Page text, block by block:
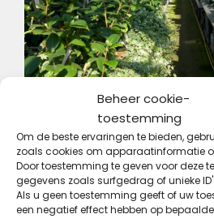
Beheer cookie-
toestemming
Om de beste ervaringen te bieden,
zoals cookies om apparaatinformatie
Door toestemming te geven voor deze
gegevens zoals surfgedrag of unieke
Als u geen toestemming geeft of uw
een negatief effect hebben op
Statistieken over Hernieuwbare
Volgens recente studies
overschakelen op